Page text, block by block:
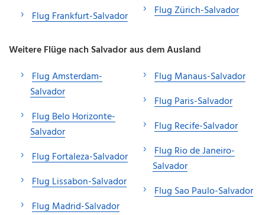
Flug Frankfurt-Salvador
Flug Zürich-Salvador
Weitere Flüge nach Salvador aus dem Ausland
Flug Amsterdam-
Salvador
Flug Belo Horizonte-
Salvador
Flug Fortaleza-Salvador
Flug Lissabon-Salvador
Flug Madrid-Salvador
Flug Manaus-Salvador
Flug Paris-Salvador
Flug Recife-Salvador
Flug Rio de Janeiro-
Salvador
Flug Sao Paulo-Salvador